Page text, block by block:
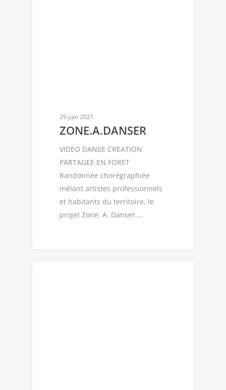
29 juin 2021
ZONE.A.DANSER
VIDEO DANSE CREATION
PARTAGEE EN FORET
Randonnée chorégraphiée
mêlant artistes professionnels
et habitants du territoire, le
projet Zone. A. Danser.…